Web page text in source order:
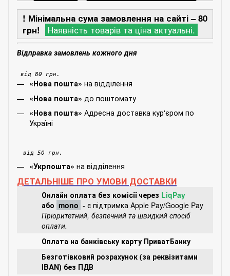
! Мінімальна сума замовлення на сайті – 80
грн!
Наявність товарів та ціна актуальні.
Відправка замовлень кожного дня
від 80 грн.
«Нова пошта» на відділення
«Нова пошта» до поштомату
«Нова пошта» Адресна доставка кур'єром по
Україні
від 50 грн.
«Укрпошта» на відділення
ДЕТАЛЬНІШЕ ПРО УМОВИ ДОСТАВКИ
Онлайн оплата без комісії через LiqPay
або mono - є підтримка Apple Pay/Google Pay
Пріоритетний, безпечний та швидкий спосіб
оплати.
Оплата на банківську карту ПриватБанку
Безготівковий розрахунок (за реквізитами
IBAN) без ПДВ